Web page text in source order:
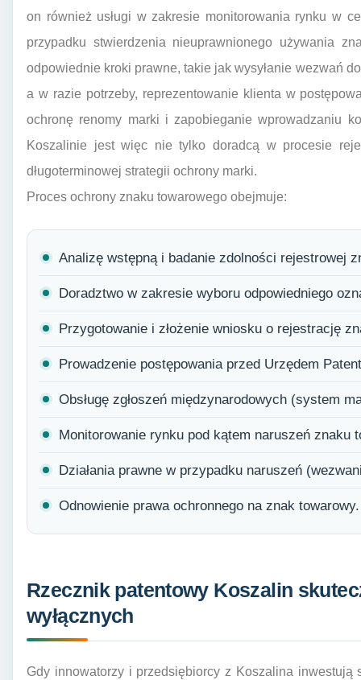
on również usługi w zakresie monitorowania rynku w
przypadku stwierdzenia nieuprawnionego używania
odpowiednie kroki prawne, takie jak wysyłanie wezwań
a w razie potrzeby, reprezentowanie klienta w
ochronę renomy marki i zapobieganie wprowadzaniu
Koszalinie jest więc nie tylko doradcą w procesie
długoterminowej strategii ochrony marki.
Proces ochrony znaku towarowego obejmuje:
Analizę wstępną i badanie zdolności rejestrowej
Doradztwo w zakresie wyboru odpowiedniego
Przygotowanie i złożenie wniosku o rejestrację
Prowadzenie postępowania przed Urzędem
Obsługę zgłoszeń międzynarodowych (system
Monitorowanie rynku pod kątem naruszeń znaku
Działania prawne w przypadku naruszeń
Odnowienie prawa ochronnego na znak towarowy.
Rzecznik patentowy Koszalin
wyłącznych
Gdy innowatorzy i przedsiębiorcy z Koszalina